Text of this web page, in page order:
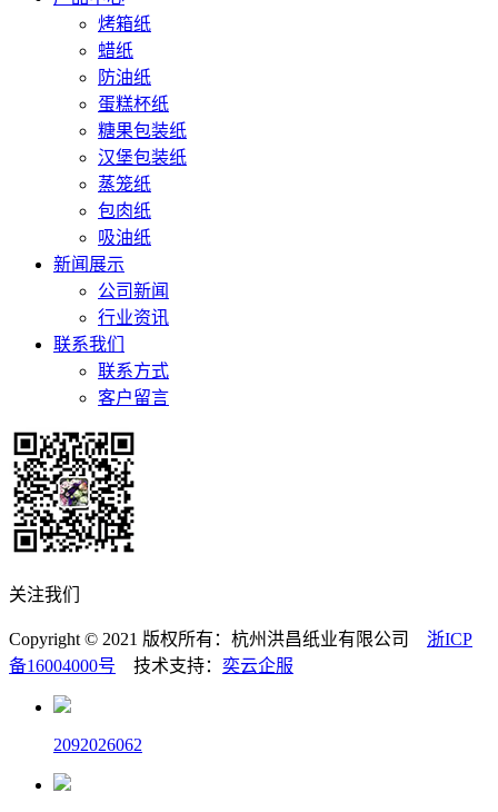
烤箱纸
蜡纸
防油纸
蛋糕杯纸
糖果包装纸
汉堡包装纸
蒸笼纸
包肉纸
吸油纸
新闻展示
公司新闻
行业资讯
联系我们
联系方式
客户留言
关注我们
Copyright © 2021 版权所有：杭州洪昌纸业有限公司 浙ICP
备16004000号 技术支持： 奕云企服
2092026062